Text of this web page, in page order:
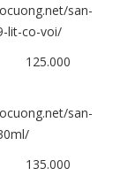
san-
lit-co-voi/
san-